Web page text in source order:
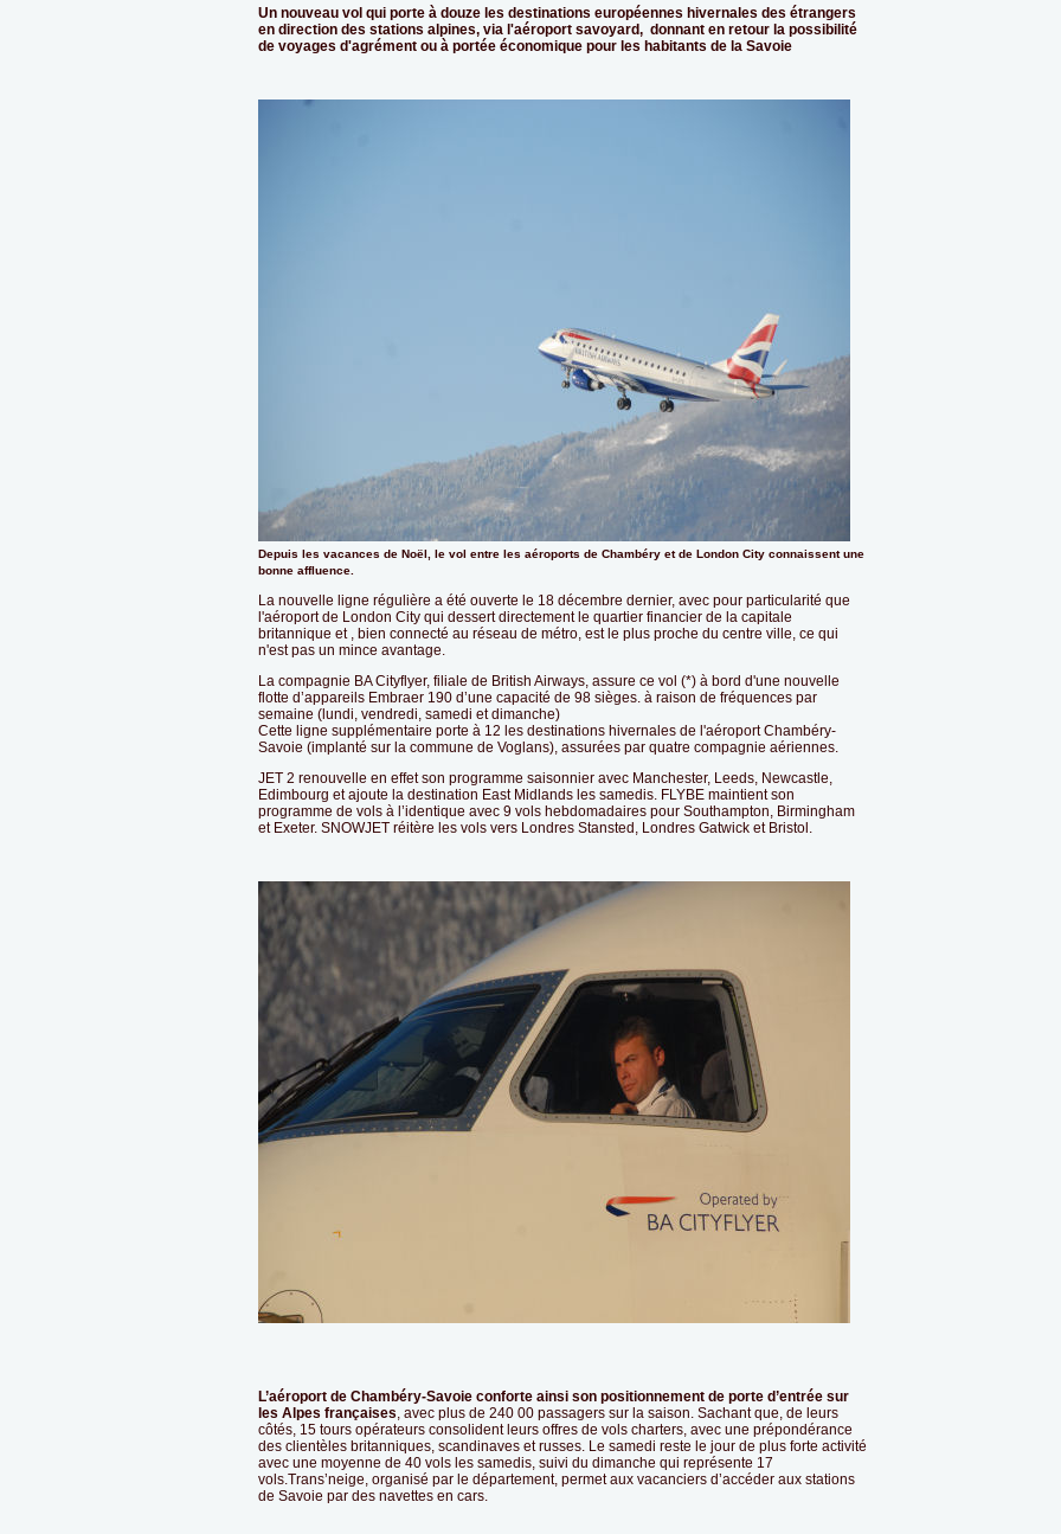
Un nouveau vol qui porte à douze les destinations européennes hivernales des étrangers
en direction des stations alpines, via l'aéroport savoyard, donnant en retour la possibilité
de voyages d'agrément ou à portée économique pour les habitants de la Savoie
Depuis les vacances de Noël, le vol entre les aéroports de Chambéry et de London City connaissent une
bonne affluence.
La nouvelle ligne régulière a été ouverte le 18 décembre dernier, avec pour particularité que
l'aéroport de London City qui dessert directement le quartier financier de la capitale
britannique et , bien connecté au réseau de métro, est le plus proche du centre ville, ce qui
n'est pas un mince avantage.
La compagnie BA Cityflyer, filiale de British Airways, assure ce vol (*) à bord d'une nouvelle
flotte d’appareils Embraer 190 d’une capacité de 98 sièges. à raison de fréquences par
semaine (lundi, vendredi, samedi et dimanche)
Cette ligne supplémentaire porte à 12 les destinations hivernales de l'aéroport Chambéry-
Savoie (implanté sur la commune de Voglans), assurées par quatre compagnie aériennes.
JET 2 renouvelle en effet son programme saisonnier avec Manchester, Leeds, Newcastle,
Edimbourg et ajoute la destination East Midlands les samedis. FLYBE maintient son
programme de vols à l’identique avec 9 vols hebdomadaires pour Southampton, Birmingham
et Exeter. SNOWJET réitère les vols vers Londres Stansted, Londres Gatwick et Bristol.
L’aéroport de Chambéry-Savoie conforte ainsi son positionnement de porte d’entrée sur
les Alpes françaises, avec plus de 240 00 passagers sur la saison. Sachant que, de leurs
côtés, 15 tours opérateurs consolident leurs offres de vols charters, avec une prépondérance
des clientèles britanniques, scandinaves et russes. Le samedi reste le jour de plus forte activité
avec une moyenne de 40 vols les samedis, suivi du dimanche qui représente 17
vols.Trans’neige, organisé par le département, permet aux vacanciers d’accéder aux stations
de Savoie par des navettes en cars.